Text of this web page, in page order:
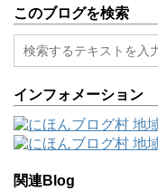
このブログを検索
インフォメーション
関連Blog